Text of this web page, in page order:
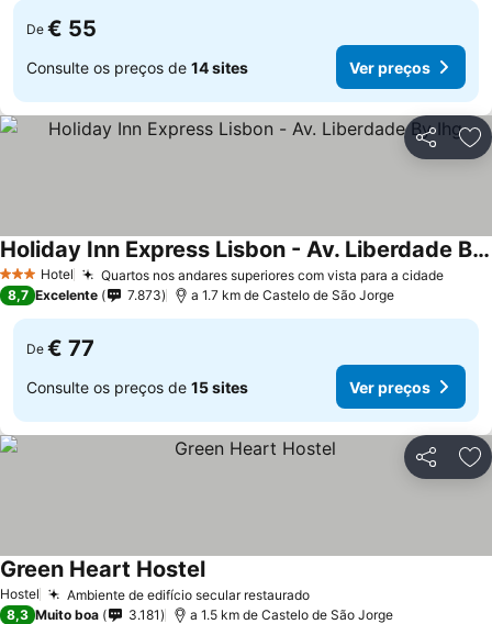
De € 55
Consulte os preços de 14 sites Ver preços
Partilhar
3 EstrelasHotel Quartos nos andares superiores com vista para a cidadeVer
Holiday Inn Express Lisbon - Av. Liberdade By Ihg
Ver preços
8,7 Excelente 7.873 a 1.7 km de Castelo de São Jorge
De € 77
Consulte os preços de 15 sites Ver preços
Partilhar
Hostel Ambiente de edifício secular restauradoVer preços
Green Heart HostelVer preços
8,3 Muito boa 3.181 a 1.5 km de Castelo de São Jorge